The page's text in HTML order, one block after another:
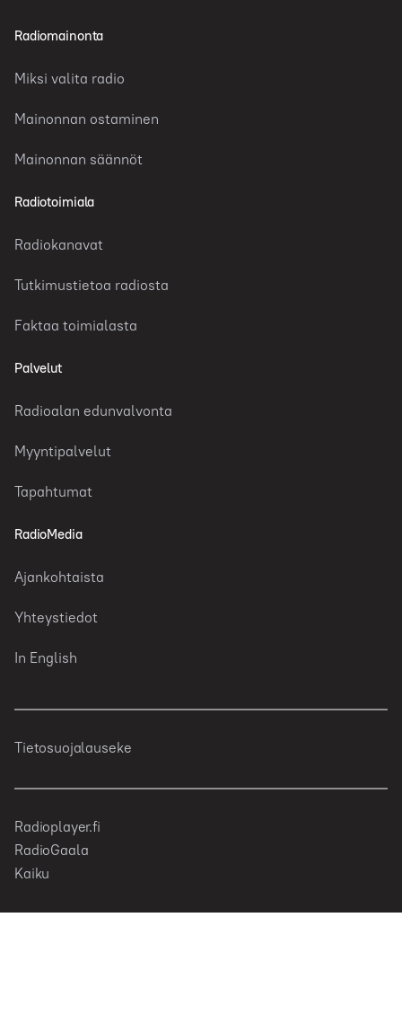
Radiomainonta
Miksi valita radio
Mainonnan ostaminen
Mainonnan säännöt
Radiotoimiala
Radiokanavat
Tutkimustietoa radiosta
Faktaa toimialasta
Palvelut
Radioalan edunvalvonta
Myyntipalvelut
Tapahtumat
RadioMedia
Ajankohtaista
Yhteystiedot
In English
Tietosuojalauseke
Radioplayer.fi
RadioGaala
Kaiku